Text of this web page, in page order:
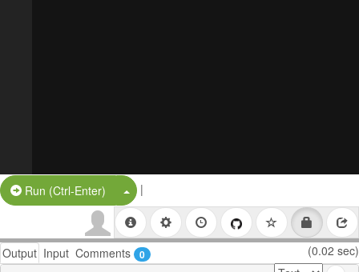
Run (Ctrl-Enter) Split Button!
|
Output Input Comments 0 (0.02 sec)